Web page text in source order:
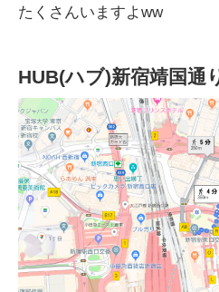
たくさんいますよww
HUB(ハブ)新宿靖国通